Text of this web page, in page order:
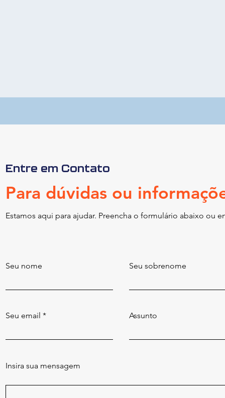
Entre em Contato
Para dúvidas ou
Estamos aqui para ajudar. Preencha o formulário abaixo ou
Seu nome Seu sobrenome
Seu email Assunto
Insira sua mensagem